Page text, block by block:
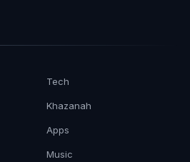
Tech
Khazanah
Apps
Music